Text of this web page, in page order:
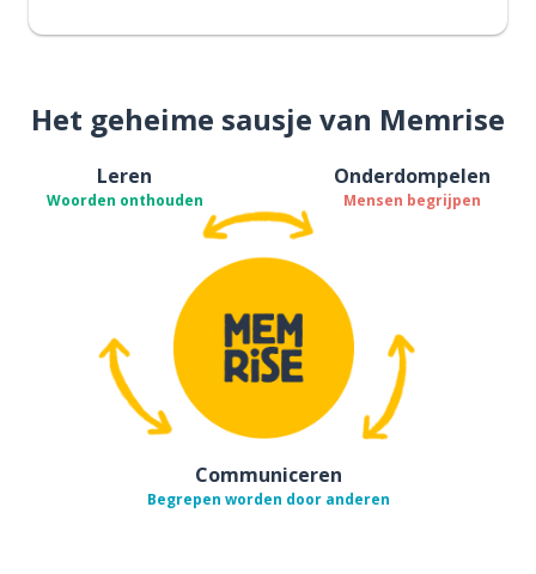
Het geheime sausje van Memrise
Leren
Woorden onthouden
Onderdompelen
Mensen begrijpen
Communiceren
Begrepen worden door anderen